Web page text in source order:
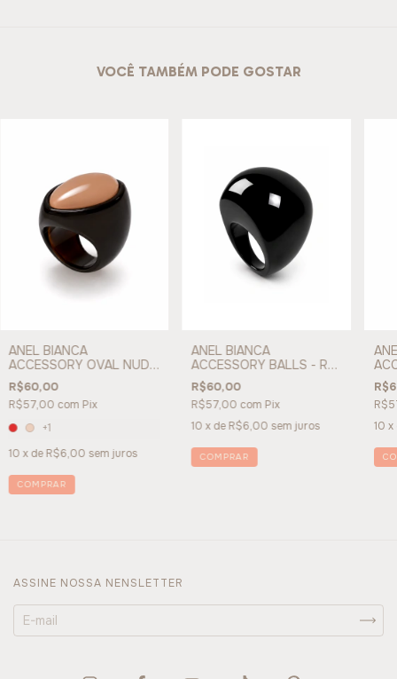
VOCÊ TAMBÉM PODE GOSTAR
ANEL BIANCA
ACCESSORY OVAL NUDE
- REF 177071
R$60,00
R$57,00 com Pix
+1
10 x deR$6,00 sem juros
COMPRAR
ANEL BIANCA
ACCESSORY BALLS - REF
177071
R$60,00
R$57,00 com Pix
10 x deR$6,00 sem juros
COMPRAR
-
10 x
ASSINE NOSSA NENSLETTER